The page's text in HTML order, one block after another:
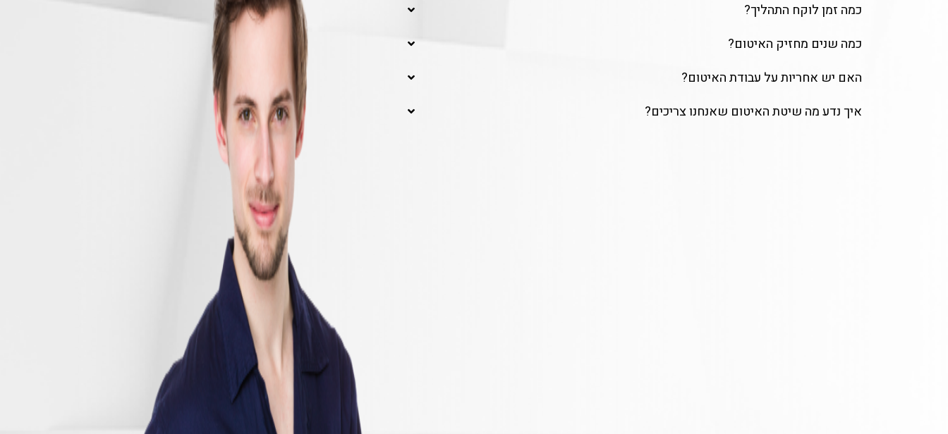
כמה זמן לוקח התהליך?
כמה שנים מחזיק האיטום?
האם יש אחריות על עבודת האיטום?
איך נדע מה שיטת האיטום שאנחנו צריכים?